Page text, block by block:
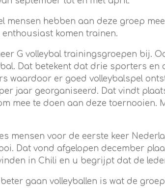
mensen hebben aan deze groep
komen trainen.
G volleybal trainingsgroepen bij.
Dat betekent dat drie sporters en
waardoor er goed volleybalspel
jaar georganiseerd. Dat vindt
mee te doen aan deze
mensen voor de eerste keer
. Dat vond afgelopen december
in Chili en u begrijpt dat de
gaan volleyballen is wat de